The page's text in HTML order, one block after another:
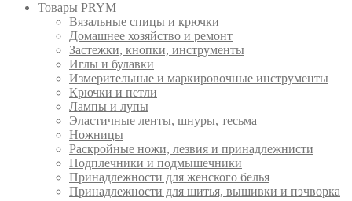
Товары PRYM
Вязальные спицы и крючки
Домашнее хозяйство и ремонт
Застежки, кнопки, инструменты
Иглы и булавки
Измерительные и маркировочные инструменты
Крючки и петли
Лампы и лупы
Эластичные ленты, шнуры, тесьма
Ножницы
Раскройные ножи, лезвия и принадлежнисти
Подплечники и подмышечники
Принадлежности для женского белья
Принадлежности для шитья, вышивки и пэчворка